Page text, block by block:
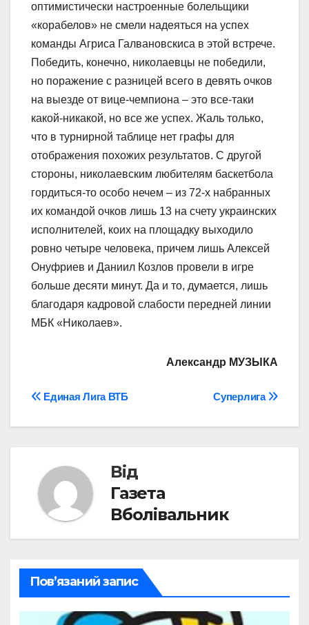
оптимистически настроенные болельщики
«корабелов» не смели надеяться на успех
команды Агриса Галвановскиса в этой встрече.
Победить, конечно, николаевцы не победили,
но поражение с разницей всего в девять очков
на выезде от вице-чемпиона – это все-таки
какой-никакой, но все же успех. Жаль только,
что в турнирной таблице нет графы для
отображения похожих результатов. С другой
стороны, николаевским любителям баскетбола
гордиться-то особо нечем – из 72-х набранных
их командой очков лишь 13 на счету украинских
исполнителей, коих на площадку выходило
ровно четыре человека, причем лишь Алексей
Онуфриев и Даниил Козлов провели в игре
больше десяти минут. Да и то, думается, лишь
благодаря кадровой слабости передней линии
МБК «Николаев».
Александр МУЗЫКА
Навігація
записів
Суперлига
Единая Лига ВТБ
Від
Газета
Вболівальник
Пов’язаний запис